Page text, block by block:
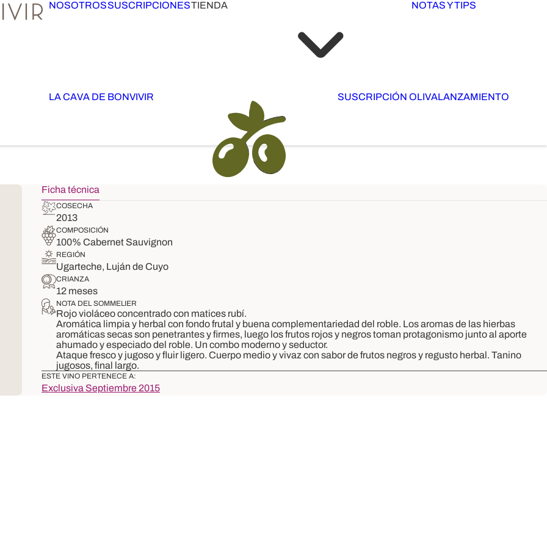
NOSOTROSSUSCRIPCIONESTIENDA NOTAS Y TIPS
LA CAVA DE BONVIVIR SUSCRIPCIÓN OLIVALANZAMIENTO
Ficha técnica
COSECHA
2013
COMPOSICIÓN
100% Cabernet Sauvignon
REGIÓN
Ugarteche, Luján de Cuyo
CRIANZA
12 meses
NOTA DEL SOMMELIER
Rojo violáceo concentrado con matices rubí.
Aromática limpia y herbal con fondo frutal y buena complementariedad del roble. Los aromas de las hierbas
aromáticas secas son penetrantes y firmes, luego los frutos rojos y negros toman protagonismo junto al aporte
ahumado y especiado del roble. Un combo moderno y seductor.
Ataque fresco y jugoso y fluir ligero. Cuerpo medio y vivaz con sabor de frutos negros y regusto herbal. Tanino
jugosos, final largo.
ESTE VINO PERTENECE A:
Exclusiva Septiembre 2015